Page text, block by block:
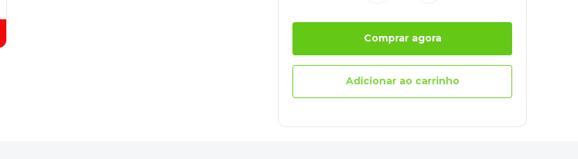
Comprar agora
Adicionar ao carrinho